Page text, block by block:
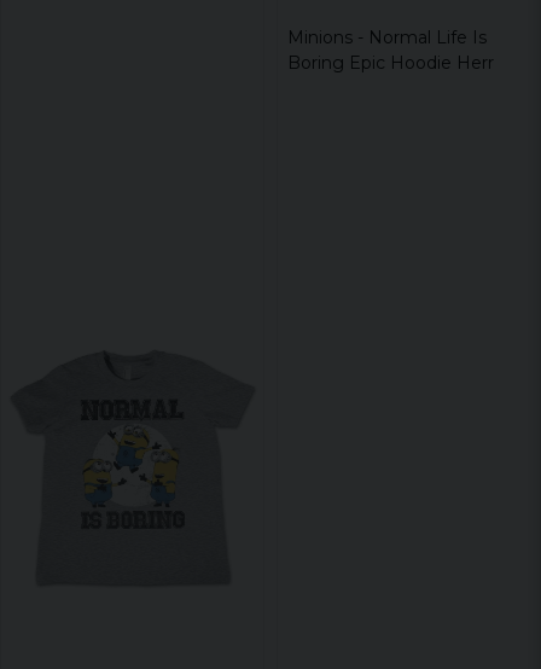
Minions - Normal Life Is
Boring Epic Hoodie Herr